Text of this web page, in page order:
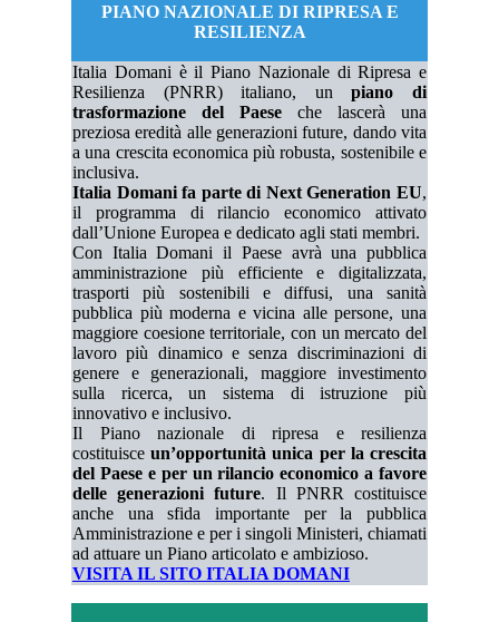
PIANO NAZIONALE DI RIPRESA E
RESILIENZA
Italia Domani è il Piano Nazionale di Ripresa e
Resilienza (PNRR) italiano, unpiano di
trasformazione del Paese che lascerà una
preziosa eredità alle generazioni future, dando vita
a una crescita economica più robusta, sostenibile e
inclusiva.
Italia Domani fa parte di Next Generation EU,
il programma di rilancio economico attivato
dall’Unione Europea e dedicato agli stati membri.
Con Italia Domani il Paese avrà una pubblica
amministrazione più efficiente e digitalizzata,
trasporti più sostenibili e diffusi, una sanità
pubblica più moderna e vicina alle persone, una
maggiore coesione territoriale, con un mercato del
lavoro più dinamico e senza discriminazioni di
genere e generazionali, maggiore investimento
sulla ricerca, un sistema di istruzione più
innovativo e inclusivo.
Il Piano nazionale di ripresa e resilienza
costituisceun’opportunità unica per la crescita
del Paese e per un rilancio economico a favore
delle generazioni future. Il PNRR costituisce
anche una sfida importante per la pubblica
Amministrazione e per i singoli Ministeri, chiamati
ad attuare un Piano articolato e ambizioso.
VISITA IL SITO ITALIA DOMANI